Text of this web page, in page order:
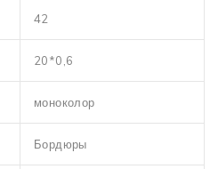
42
20*0,6
моноколор
Бордюры